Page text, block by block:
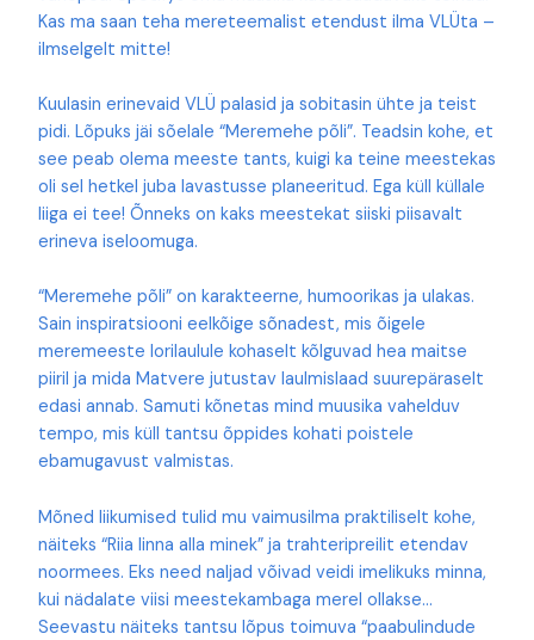
Kas ma saan teha mereteemalist etendust ilma VLÜta –
ilmselgelt mitte!
Kuulasin erinevaid VLÜ palasid ja sobitasin ühte ja teist
pidi. Lõpuks jäi sõelale “Meremehe põli”. Teadsin kohe, et
see peab olema meeste tants, kuigi ka teine meestekas
oli sel hetkel juba lavastusse planeeritud. Ega küll küllale
liiga ei tee! Õnneks on kaks meestekat siiski piisavalt
erineva iseloomuga.
“Meremehe põli” on karakteerne, humoorikas ja ulakas.
Sain inspiratsiooni eelkõige sõnadest, mis õigele
meremeeste lorilaulule kohaselt kõlguvad hea maitse
piiril ja mida Matvere jutustav laulmislaad suurepäraselt
edasi annab. Samuti kõnetas mind muusika vahelduv
tempo, mis küll tantsu õppides kohati poistele
ebamugavust valmistas.
Mõned liikumised tulid mu vaimusilma praktiliselt kohe,
näiteks “Riia linna alla minek” ja trahteripreilit etendav
noormees. Eks need naljad võivad veidi imelikuks minna,
kui nädalate viisi meestekambaga merel ollakse…
Seevastu näiteks tantsu lõpus toimuva “paabulindude